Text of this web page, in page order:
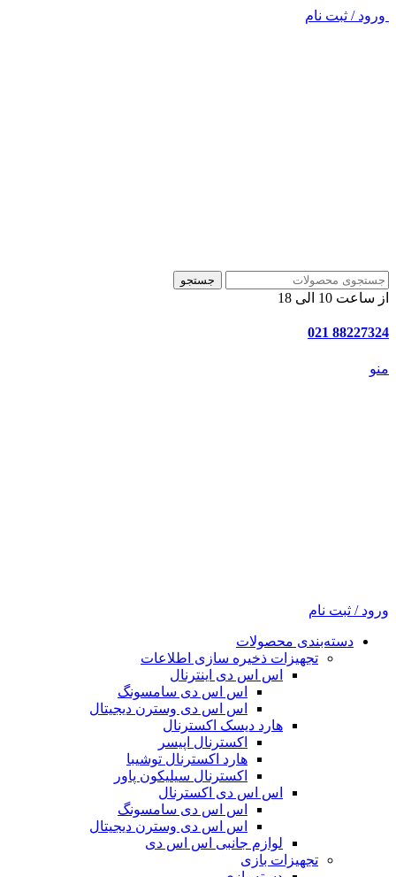
ورود / ثبت نام
جستجو
از ساعت 10 الی 18
88227324 021
منو
ورود / ثبت نام
دسته‌بندی محصولات
تجهیزات ذخیره سازی اطلاعات
اس اس دی اینترنال
اس اس دی سامسونگ
اس اس دی وسترن دیجیتال
هارد دیسک اکسترنال
اکسترنال اپیسر
هارد اکسترنال توشیبا
اکسترنال سیلیکون پاور
اس اس دی اکسترنال
اس اس دی سامسونگ
اس اس دی وسترن دیجیتال
لوازم جانبی اس اس دی
تجهیزات بازی